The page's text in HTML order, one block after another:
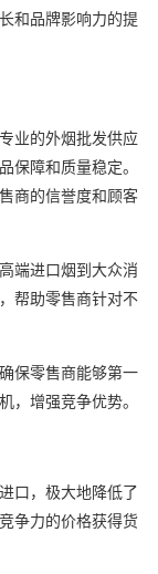
和品牌影响力的提
业的外烟批发供应
保障和质量稳定。
商的信誉度和顾客
端进口烟到大众消
帮助零售商针对不
保零售商能够第一
，增强竞争优势。
口，极大地降低了
争力的价格获得货